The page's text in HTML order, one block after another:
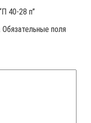
40-28 п”
Обязательные поля